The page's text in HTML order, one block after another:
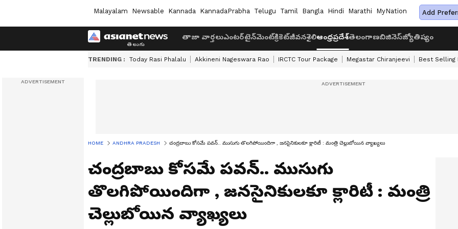
Malayalam Newsable Kannada KannadaPrabha Telugu Tamil Bangla Hindi Marathi MyNation Add
తాజా వార్తలుఎంటర్‌టైన్‌మెంట్క్రికెట్జీవనశైలిఆంధ్రప్రదేశ్తెలంగాణబిజినెస్జ్యోతిష్యం
TRENDING : Today Rasi Phalalu Akkineni Nageswara Rao IRCTC Tour Package Megastar Chiranjeevi Best Selling
HOME ANDHRA PRADESH చంద్రబాబు కోసమే పవన్.. ముసుగు తొలగిపోయిందిగా , జనసైనికులకూ క్లారిటీ : మంత్రి చెల్లుబోయిన వ్యాఖ్యలు
చంద్రబాబు కోసమే పవన్.. ముసుగు
తొలగిపోయిందిగా , జనసైనికులకూ క్లారిటీ : మంత్రి
చెల్లుబోయిన వ్యాఖ్యలు